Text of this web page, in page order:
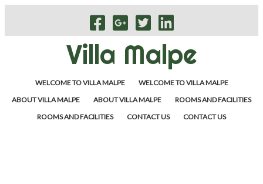
Villa Malpe
WELCOME TO VILLA MALPE
WELCOME TO VILLA MALPE
ABOUT VILLA MALPE
ABOUT VILLA MALPE
ROOMS AND FACILITIES
ROOMS AND FACILITIES
CONTACT US CONTACT US